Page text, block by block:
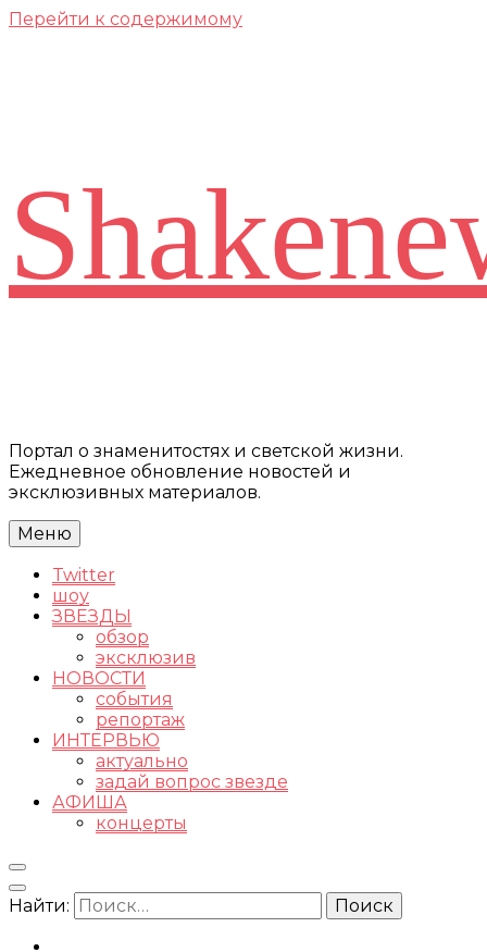
Перейти к содержимому
Портал о знаменитостях и светской жизни.
Ежедневное обновление новостей и
эксклюзивных материалов.
Меню
Twitter
шоу
ЗВЕЗДЫ
обзор
эксклюзив
НОВОСТИ
события
репортаж
ИНТЕРВЬЮ
актуально
задай вопрос звезде
АФИША
концерты
Найти: